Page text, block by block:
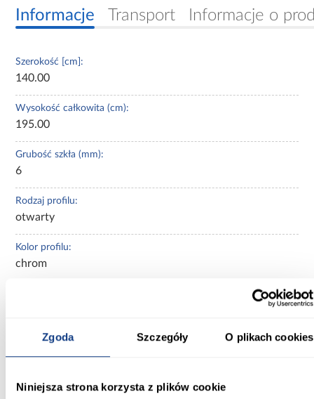
Zgoda Szczegóły O plikach cookies
Niniejsza strona korzysta z plików cookie
Informacje Transport Informacje o
Szerokość [cm]:
140.00
Wysokość całkowita (cm):
195.00
Grubość szkła (mm):
6
Rodzaj profilu:
otwarty
Kolor profilu:
chrom
Kształt:
walk-in
Powłoka ułatwiająca czyszczenie: